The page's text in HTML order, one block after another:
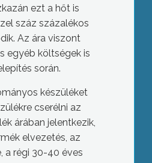
ezt a hőt is
száz százalékos
Az ára viszont
egyéb költségek is
során.
készüléket
cserélni az
árában jelentkezik,
elvezetés, az
a régi 30-40 éves